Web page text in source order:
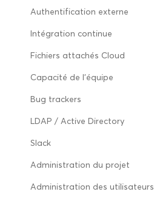
Authentification externe
Intégration continue
Fichiers attachés Cloud
Capacité de l’équipe
Bug trackers
LDAP / Active Directory
Slack
Administration du projet
Administration des utilisateurs